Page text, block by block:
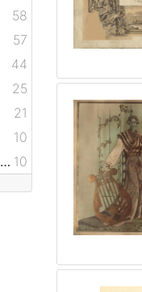
58
57
44
25
21
10
Izdanja Knjižnica grada Zagreba - E-knjige 10